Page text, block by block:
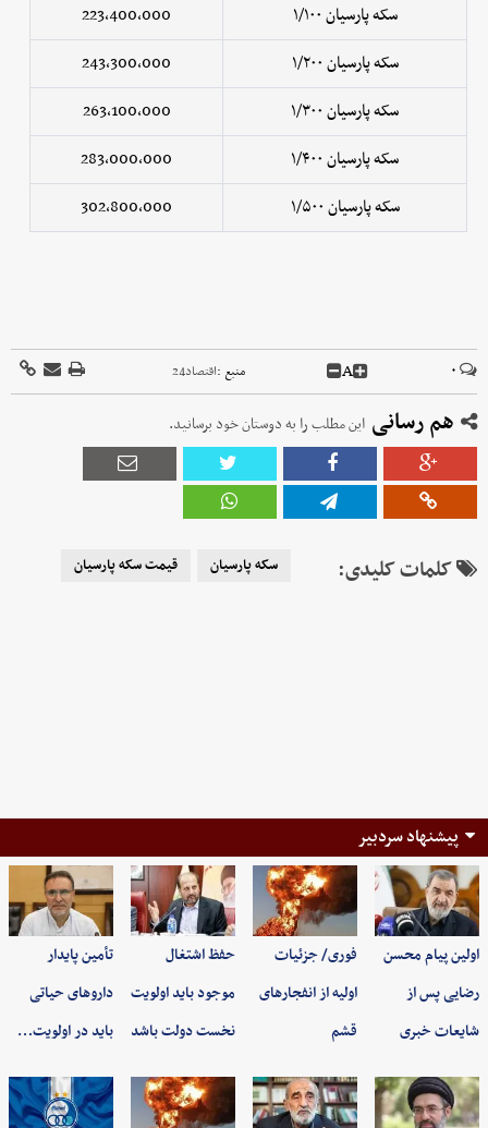
سکه پارسیان ۱/۱۰۰
223,400,000
سکه پارسیان ۱/۲۰۰
243,300,000
سکه پارسیان ۱/۳۰۰
263,100,000
سکه پارسیان ۱/۴۰۰
283,000,000
سکه پارسیان ۱/۵۰۰
302,800,000
۰ A منبع :اقتصاد24
هم رسانی این مطلب را به دوستان خود برسانید.
کلمات کلیدی: سکه پارسیان قیمت سکه پارسیان
پیشنهاد سردبیر
اولین پیام محسن
رضایی پس از
شایعات خبری
فوری/ جزئیات
اولیه از انفجارهای
قشم
حفظ اشتغال
موجود باید اولویت
نخست دولت باشد
تأمین پایدار
داروهای حیاتی
باید در اولویت…